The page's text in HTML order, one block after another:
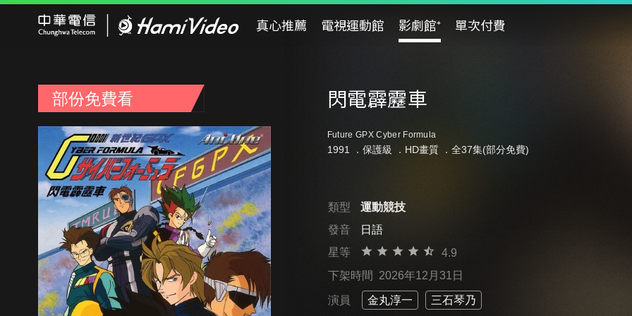
真心推薦 電視運動館 影劇館⁺ 單次付費
部份免費看 閃電霹靂車
Future GPX Cyber Formula
1991 ． 保護級 ．HD畫質 ．全37集(部分免費)
類型
運動競技
發音
日語
星等
4.9
下架時間 2026年12月31日
演員 金丸淳一 三石琴乃